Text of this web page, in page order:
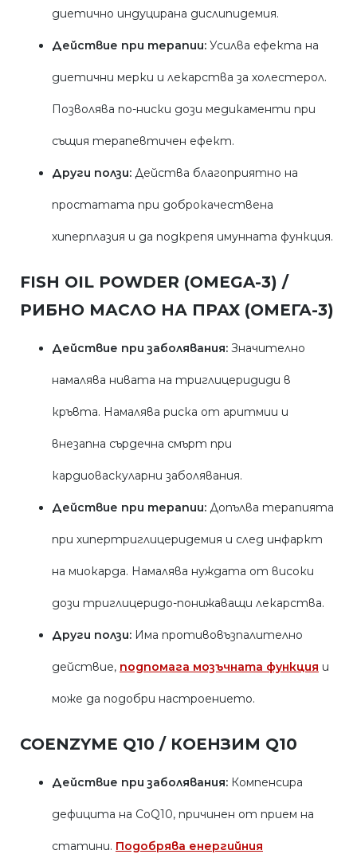
диетично индуцирана дислипидемия.
Действие при терапии: Усилва ефекта на
диетични мерки и лекарства за холестерол.
Позволява по-ниски дози медикаменти при
същия терапевтичен ефект.
Други ползи: Действа благоприятно на
простатата при доброкачествена
хиперплазия и да подкрепя имунната функция.
FISH OIL POWDER (OMEGA-3) /
РИБНО МАСЛО НА ПРАХ (ОМЕГА-3)
Действие при заболявания: Значително
намалява нивата на триглицеридиди в
кръвта. Намалява риска от аритмии и
внезапна сърдечна смърт при
кардиоваскуларни заболявания.
Действие при терапии: Допълва терапията
при хипертриглицеридемия и след инфаркт
на миокарда. Намалява нуждата от високи
дози триглицеридо-понижаващи лекарства.
Други ползи: Има противовъзпалително
действие, подпомага мозъчната функция и
може да подобри настроението.
COENZYME Q10 / КОЕНЗИМ Q10
Действие при заболявания: Компенсира
дефицита на CoQ10, причинен от прием на
статини. Подобрява енергийния